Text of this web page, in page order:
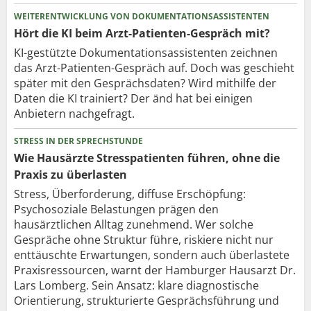
WEITERENTWICKLUNG VON DOKUMENTATIONSASSISTENTEN
Hört die KI beim Arzt-Patienten-Gespräch mit?
KI-gestützte Dokumentationsassistenten zeichnen
das Arzt-Patienten-Gespräch auf. Doch was geschieht
später mit den Gesprächsdaten? Wird mithilfe der
Daten die KI trainiert? Der änd hat bei einigen
Anbietern nachgefragt.
STRESS IN DER SPRECHSTUNDE
Wie Hausärzte Stresspatienten führen, ohne die
Praxis zu überlasten
Stress, Überforderung, diffuse Erschöpfung:
Psychosoziale Belastungen prägen den
hausärztlichen Alltag zunehmend. Wer solche
Gespräche ohne Struktur führe, riskiere nicht nur
enttäuschte Erwartungen, sondern auch überlastete
Praxisressourcen, warnt der Hamburger Hausarzt Dr.
Lars Lomberg. Sein Ansatz: klare diagnostische
Orientierung, strukturierte Gesprächsführung und